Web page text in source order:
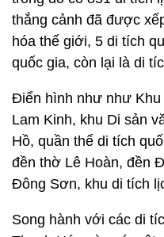
thắng cảnh đã được
hóa thế giới, 5 di tích
quốc gia, còn lại là di
Điển hình như như Khu
Lam Kinh, khu Di sản
Hồ, quần thể di tích
đền thờ Lê Hoàn, đền
Đông Sơn, khu di tích
Song hành với các di